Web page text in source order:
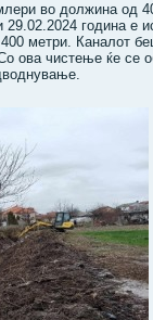
во должина од
29.02.2024 година е
метри. Каналот
ова чистење ќе се